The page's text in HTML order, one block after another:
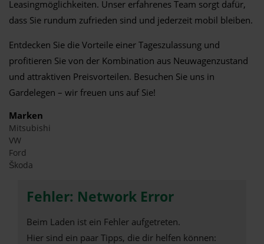
Leasingmöglichkeiten. Unser erfahrenes Team sorgt dafür,
dass Sie rundum zufrieden sind und jederzeit mobil bleiben.
Entdecken Sie die Vorteile einer Tageszulassung und
profitieren Sie von der Kombination aus Neuwagenzustand
und attraktiven Preisvorteilen. Besuchen Sie uns in
Gardelegen – wir freuen uns auf Sie!
Marken
Mitsubishi
VW
Ford
Škoda
Fehler: Network Error
Beim Laden ist ein Fehler aufgetreten.
Hier sind ein paar Tipps, die dir helfen können: